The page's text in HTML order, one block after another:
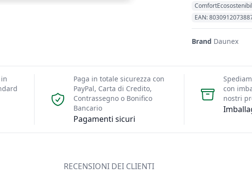
Codici Prodotto
EAN:
Brand Daunex
Pagamenti sicuri
Paga in totale sicurezza con
PayPal, Carta di Credito,
Contrassegno o Bonifico
Bancario
con
nostri
RECENSIONI DEI CLIENTI